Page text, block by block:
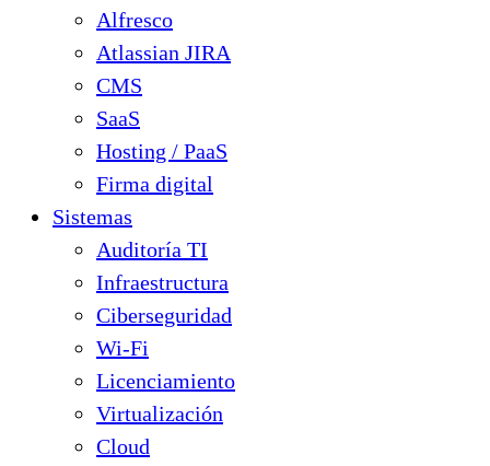
Alfresco
Atlassian JIRA
CMS
SaaS
Hosting / PaaS
Firma digital
Sistemas
Auditoría TI
Infraestructura
Ciberseguridad
Wi-Fi
Licenciamiento
Virtualización
Cloud